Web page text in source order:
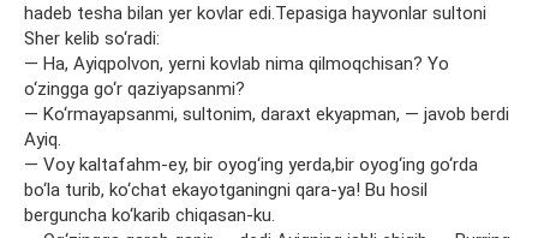
hadeb tesha bilan yer kovlar edi.Tepasiga hayvonlar sultoni
Sher kelib so‘radi:
— Ha, Ayiqpolvon, yerni kovlab nima qilmoqchisan? Yo
o‘zingga go‘r qaziyapsanmi?
— Ko‘rmayapsanmi, sultonim, daraxt ekyapman, — javob berdi
Ayiq.
— Voy kaltafahm-ey, bir oyog‘ing yerda,bir oyog‘ing go‘rda
bo‘la turib, ko‘chat ekayotganingni qara-ya! Bu hosil
berguncha ko‘karib chiqasan-ku.